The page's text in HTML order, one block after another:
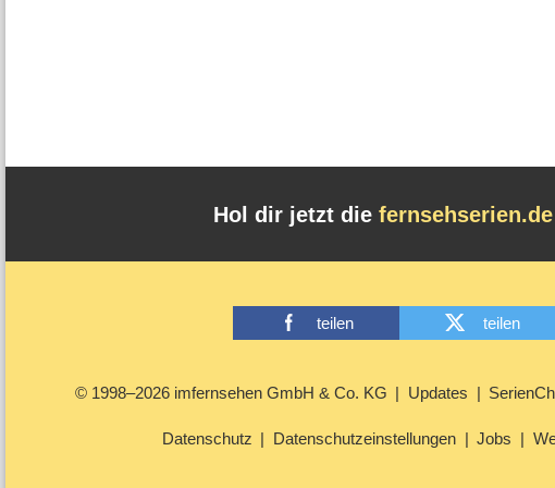
Hol dir jetzt die
teilen teilen
© 1998–2026 imfernsehen GmbH & Co. KG Updates
Datenschutz Datenschutzeinstellungen Jobs